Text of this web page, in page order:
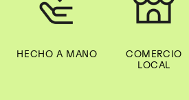
HECHO A MANO
COMERCIO
LOCAL